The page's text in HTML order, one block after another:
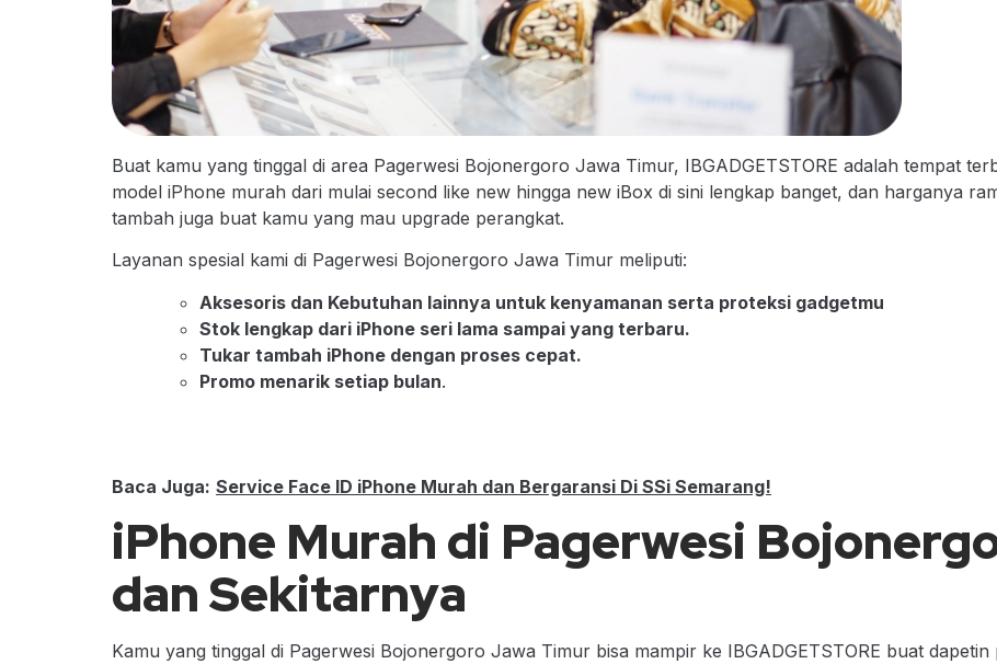
Buat kamu yang tinggal di area Pagerwesi Bojonergoro Jawa Timur, IBGADGETSTORE adalah tempat
model iPhone murah dari mulai second like new hingga new iBox di sini lengkap banget, dan harganya
tambah juga buat kamu yang mau upgrade perangkat.
Layanan spesial kami di Pagerwesi Bojonergoro Jawa Timur meliputi:
Aksesoris dan Kebutuhan lainnya untuk kenyamanan serta proteksi gadgetmu
Stok lengkap dari iPhone seri lama sampai yang terbaru.
Tukar tambah iPhone dengan proses cepat.
Promo menarik setiap bulan.
Baca Juga: Service Face ID iPhone Murah dan Bergaransi Di SSi Semarang!
iPhone Murah di Pagerwesi
dan Sekitarnya
Kamu yang tinggal di Pagerwesi Bojonergoro Jawa Timur bisa mampir ke IBGADGETSTORE buat